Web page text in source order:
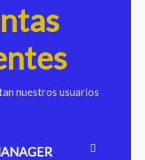
nuestros usuarios